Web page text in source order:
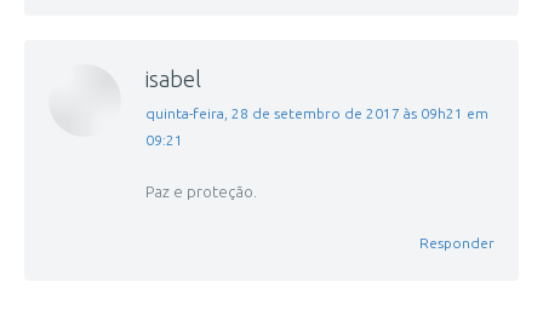
isabel
disse:
quinta-feira, 28 de setembro de 2017 às 09h21 em
09:21
Paz e proteção.
Responder